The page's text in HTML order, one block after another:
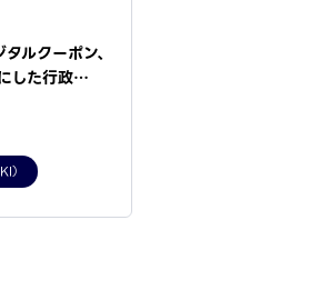
ルクーポン、
した行政…
）